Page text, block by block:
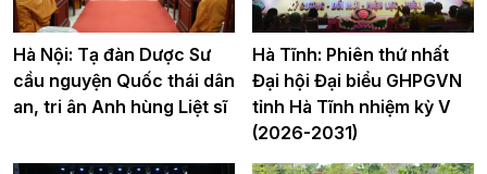
Hà Nội: Tạ đàn Dược Sư
cầu nguyện Quốc thái dân
an, tri ân Anh hùng Liệt sĩ
Hà Tĩnh: Phiên thứ nhất
Đại hội Đại biểu GHPGVN
tỉnh Hà Tĩnh nhiệm kỳ V
(2026-2031)